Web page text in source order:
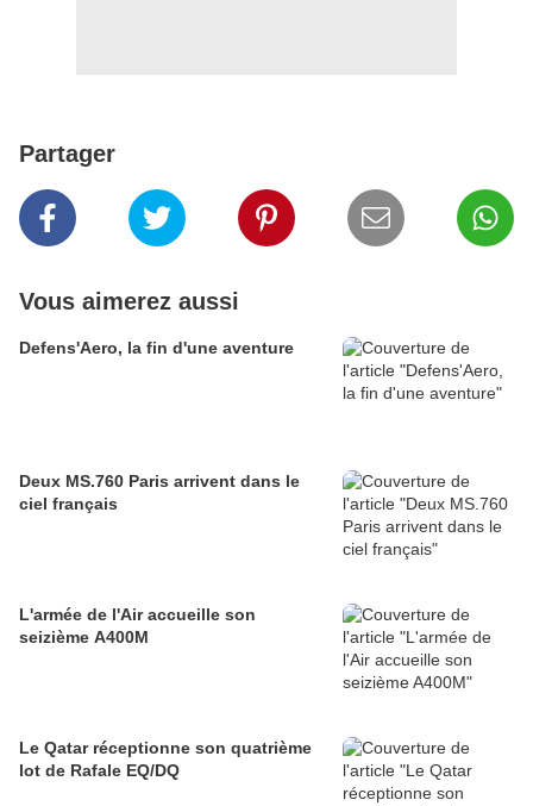
Partager
Vous aimerez aussi
Defens'Aero, la fin d'une aventure
Deux MS.760 Paris arrivent dans le
ciel français
L'armée de l'Air accueille son
seizième A400M
Le Qatar réceptionne son quatrième
lot de Rafale EQ/DQ